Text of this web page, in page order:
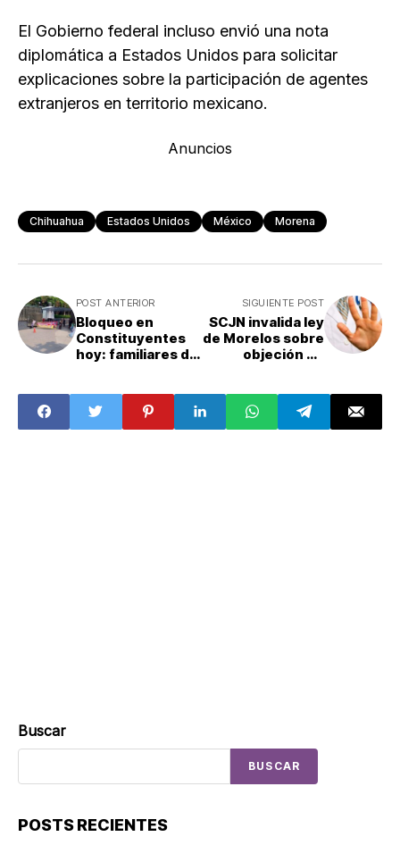
El Gobierno federal incluso envió una nota
diplomática a Estados Unidos para solicitar
explicaciones sobre la participación de agentes
extranjeros en territorio mexicano.
Anuncios
Chihuahua Estados Unidos México Morena
POST ANTERIOR
Bloqueo en
Constituyentes
hoy: familiares de
exigen avances
en el caso
SIGUIENTE POST
SCJN invalida ley
de Morelos sobre
objeción de
Buscar
BUSCAR
POSTS RECIENTES